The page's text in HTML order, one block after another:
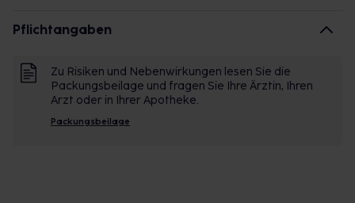
Pflichtangaben
Zu Risiken und Nebenwirkungen lesen Sie die
Packungsbeilage und fragen Sie Ihre Ärztin, Ihren
Arzt oder in Ihrer Apotheke.
Packungsbeilage